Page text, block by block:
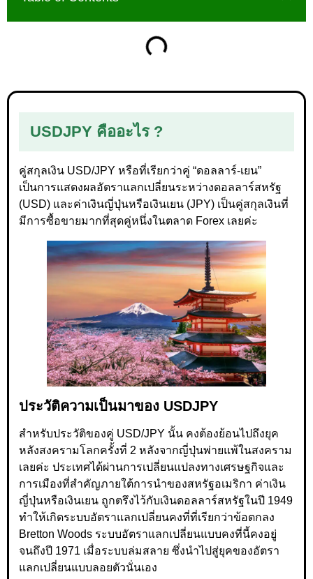
USDJPY คืออะไร ?
คู่สกุลเงิน USD/JPY หรือที่เรียกว่าคู่ “ดอลลาร์-เยน”
เป็นการแสดงผลอัตราแลกเปลี่ยนระหว่างดอลลาร์สหรัฐ
(USD) และค่าเงินญี่ปุ่นหรือเงินเยน (JPY) เป็นคู่สกุลเงินที่
มีการซื้อขายมากที่สุดคู่หนึ่งในตลาด Forex เลยค่ะ
ประวัติความเป็นมาของ USDJPY
สำหรับประวัติของคู่ USD/JPY นั้น คงต้องย้อนไปถึงยุค
หลังสงครามโลกครั้งที่ 2 หลังจากญี่ปุ่นพ่ายแพ้ในสงคราม
เลยค่ะ ประเทศได้ผ่านการเปลี่ยนแปลงทางเศรษฐกิจและ
การเมืองที่สำคัญภายใต้การนำของสหรัฐอเมริกา ค่าเงิน
ญี่ปุ่นหรือเงินเยน ถูกตรึงไว้กับเงินดอลลาร์สหรัฐในปี 1949
ทำให้เกิดระบบอัตราแลกเปลี่ยนคงที่ที่เรียกว่าข้อตกลง
Bretton Woods ระบบอัตราแลกเปลี่ยนแบบคงที่นี้คงอยู่
จนถึงปี 1971 เมื่อระบบล่มสลาย ซึ่งนำไปสู่ยุคของอัตรา
แลกเปลี่ยนแบบลอยตัวนั่นเอง